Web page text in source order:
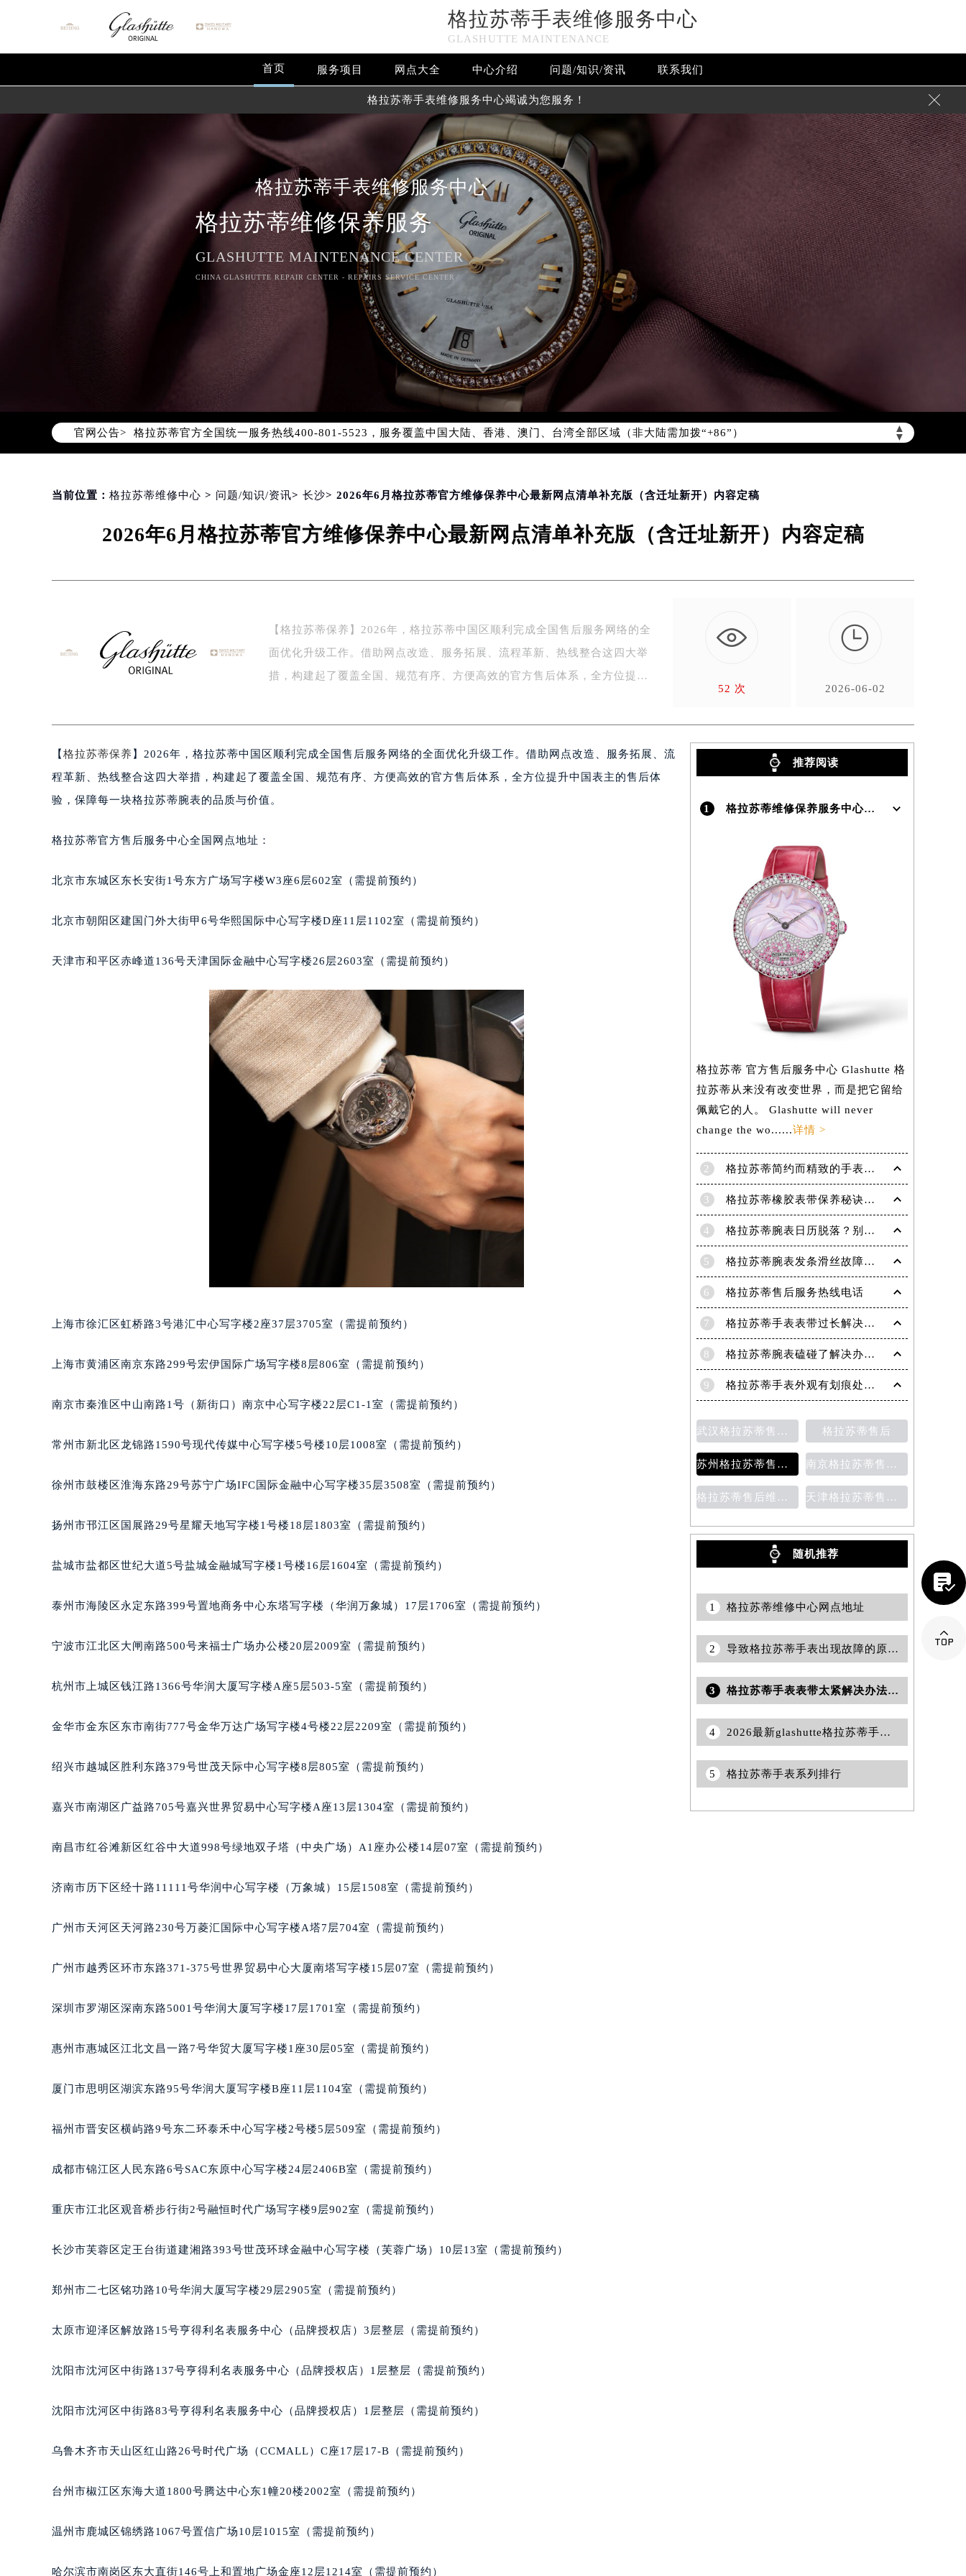
格拉苏蒂手表维修服务中心
GLASHUTTE MAINTENANCE
首页 服务项目 网点大全 中心介绍 问题/知识/资讯 联系我们
格拉苏蒂手表维修服务中心竭诚为您服务！ 
格拉苏蒂手表维修服务中心
格拉苏蒂维修保养服务
GLASHUTTE MAINTENANCE CENTER
CHINA GLASHUTTE REPAIR CENTER - REPAIRS SERVICE CENTER
官网公告> ▲
▼
2026年8月格拉苏蒂中国区售后服务网络优化升级公告
2026年8月格拉苏蒂全国官方售后客户服务热线：400-801-5523
格拉苏蒂官方全国统一服务热线400-801-5523，服务覆盖中国大陆、香港、澳门、台湾全部区域（非大陆需加拨“+86”）
2026年8月格拉苏蒂售后服务中心最新网点地址：
北京市朝阳区建国门外大街甲6号华熙国际中心写字楼D座11层1102室（北京总部）（需提前预约）
天津市和平区赤峰道136号天津国际金融中心写字楼26层2603室（需提前预约）
上海市黄浦区南京东路299号宏伊国际广场写字楼8层806室（需提前预约）
盐城市盐都区世纪大道5号盐城金融城写字楼1号楼16层1604室（需提前预约）
泰州市海陵区永定东路399号置地商务中心东塔写字楼（华润万象城）17层1706室（需提前预约）
宁波市江北区大闸南路500号来福士广场办公楼20层2009室（需提前预约）
嘉兴市南湖区广益路705号嘉兴世界贸易中心写字楼A座13层1304室（需提前预约）
南昌市红谷滩新区红谷中大道998号绿地双子塔（中央广场）A1座办公楼14层07室（需提前预约）
济南市历下区经十路11111号华润中心写字楼（万象城）15层1508室（需提前预约）
广州市越秀区环市东路371-375号世界贸易中心大厦南塔写字楼15层07室（需提前预约）
惠州市惠城区江北文昌一路7号华贸大厦写字楼1座30层05室（需提前预约）
福州市鼓楼区五四路128-1号恒力城写字楼15层03室（需提前预约）
重庆市江北区观音桥步行街2号融恒时代广场写字楼9层902室（需提前预约）
郑州市二七区铭功路10号华润大厦写字楼29层2905室（需提前预约）
太原市迎泽区解放路15号亨得利名表服务中心（品牌授权店）3层整层（需提前预约）
沈阳市沈河区中街路137号亨得利名表服务中心（品牌授权店）1层整层（需提前预约）
沈阳市沈河区中街路83号亨得利名表服务中心（品牌授权店）1层整层（需提前预约）
乌鲁木齐市天山区红山路26号时代广场（CCMALL）C座17层17-B（需提前预约）
温州市鹿城区锦绣路1067号置信广场10层1015室（需提前预约）
哈尔滨市道里区友谊西路600号富力中心T2座写字楼29层03室（需提前预约）
大连市中山区人民路15号国际金融大厦7层G室（需提前预约）
佛山市禅城区季华五路57号万科金融中心C座12层1205室（需提前预约）
东莞市东城街道鸿福东路1号民盈国贸中心T1写字楼9层907室（需提前预约）
无锡市梁溪区人民中路139号恒隆广场写字楼1座11层1104室（需提前预约）
南通市崇川区工农路57号圆融广场写字楼16层1603室（需提前预约）
泉州市丰泽区宝洲路729号浦西万达中心写字楼A座7楼709室（需提前预约）
烟台市芝罘区胜利路139号万达金融中心A座907室（需提前预约）
贵阳市南明区都司高架桥路33号亨特国际金融中心14楼14D（需提前预约）
石家庄市长安区中山东路39号勒泰中心写字楼B座13层07室（需提前预约）
海口市龙华区金贸东路5号海口华润大厦B座17层1707室（需提前预约）
台州市椒江区东海大道1800号腾达中心东1幢20楼2002室（需提前预约）
甘肃省兰州市七里河区西津西路16号兰州中心写字楼21层2102室（需提前预约）
黑龙江省大庆市萨尔图区会战大街格拉苏蒂售后服务中心（需提前预约）
黑龙江省黑河市爱辉区中央街格拉苏蒂售后服务中心（需提前预约）
黑龙江省佳木斯市向阳区长安路格拉苏蒂售后服务中心（需提前预约）
黑龙江省七台河市桃山区大同街格拉苏蒂售后服务中心（需提前预约）
黑龙江省双鸭山市尖山区新兴大街格拉苏蒂售后服务中心（需提前预约）
黑龙江省伊春市伊美区通河路格拉苏蒂售后服务中心（需提前预约）
吉林省白山市浑江区浑江大街格拉苏蒂售后服务中心（需提前预约）
吉林省辽源市龙山区人民大街格拉苏蒂售后服务中心（需提前预约）
吉林省四平市铁东区紫气大路与南九经街交汇处格拉苏蒂售后服务中心（需提前预约）
吉林省通化市东昌区环通乡江南大街格拉苏蒂售后服务中心（需提前预约）
辽宁省鞍山市铁东区站前街格拉苏蒂售后服务中心（需提前预约）
辽宁省朝阳市双塔区新华路格拉苏蒂售后服务中心（需提前预约）
辽宁省抚顺市新抚区东一路格拉苏蒂售后服务中心（需提前预约）
辽宁省葫芦岛市连山区中央路格拉苏蒂售后服务中心（需提前预约）
辽宁省辽阳市白塔区新运大街格拉苏蒂售后服务中心（需提前预约）
辽宁省铁岭市银州区南马路格拉苏蒂售后服务中心（需提前预约）
辽宁省沈阳市沈河区中街路137号亨得利名表维修授权店1楼格拉苏蒂售后服务中心（需提前预约）
北京市朝阳区建国门外大街甲6号华熙国际中心D座11层1102室格拉苏蒂售后服务中心（北京总部）（需提前预约）
河北省保定市竞秀区朝阳北大街北国先天下格拉苏蒂售后服务中心（需提前预约）
内蒙古自治区巴彦淖尔市临河区新华街格拉苏蒂售后服务中心（需提前预约）
内蒙古自治区赤峰市红山区哈达街格拉苏蒂售后服务中心（需提前预约）
内蒙古自治区呼伦贝尔市海拉尔区中央街格拉苏蒂售后服务中心（需提前预约）
内蒙古自治区乌海市海勃湾区人民南路格拉苏蒂售后服务中心（需提前预约）
内蒙古自治区锡林郭勒盟市锡林浩特市光明街与额尔敦路交叉口格拉苏蒂售后服务中心（需提前预约）
山西省大同市平城区迎宾街格拉苏蒂售后服务中心（需提前预约）
当前位置： 格拉苏蒂维修中心 > 问题/知识/资讯> 长沙> 2026年6月格拉苏蒂官方维修保养中心最新网点清单补充版（含迁址新开）内容定稿
2026年6月格拉苏蒂官方维修保养中心最新网点清单补充版（含迁址新开）内容定稿
【格拉苏蒂保养】2026年，格拉苏蒂中国区顺利完成全国售后服务网络的全
面优化升级工作。借助网点改造、服务拓展、流程革新、热线整合这四大举
措，构建起了覆盖全国、规范有序、方便高效的官方售后体系，全方位提
52 次

2026-06-02
【 格拉苏蒂保养 】2026年，格拉苏蒂中国区顺利完成全国售后服务网络的全面优化升级工作。借助网点改造、服务拓展、流
程革新、热线整合这四大举措，构建起了覆盖全国、规范有序、方便高效的官方售后体系，全方位提升中国表主的售后体
验，保障每一块格拉苏蒂腕表的品质与价值。
格拉苏蒂官方售后服务中心全国网点地址：
北京市东城区东长安街1号东方广场写字楼W3座6层602室（需提前预约）
北京市朝阳区建国门外大街甲6号华熙国际中心写字楼D座11层1102室（需提前预约）
天津市和平区赤峰道136号天津国际金融中心写字楼26层2603室（需提前预约）
上海市徐汇区虹桥路3号港汇中心写字楼2座37层3705室（需提前预约）
上海市黄浦区南京东路299号宏伊国际广场写字楼8层806室（需提前预约）
南京市秦淮区中山南路1号（新街口）南京中心写字楼22层C1-1室（需提前预约）
常州市新北区龙锦路1590号现代传媒中心写字楼5号楼10层1008室（需提前预约）
徐州市鼓楼区淮海东路29号苏宁广场IFC国际金融中心写字楼35层3508室（需提前预约）
扬州市邗江区国展路29号星耀天地写字楼1号楼18层1803室（需提前预约）
盐城市盐都区世纪大道5号盐城金融城写字楼1号楼16层1604室（需提前预约）
泰州市海陵区永定东路399号置地商务中心东塔写字楼（华润万象城）17层1706室（需提前预约）
宁波市江北区大闸南路500号来福士广场办公楼20层2009室（需提前预约）
杭州市上城区钱江路1366号华润大厦写字楼A座5层503-5室（需提前预约）
金华市金东区东市南街777号金华万达广场写字楼4号楼22层2209室（需提前预约）
绍兴市越城区胜利东路379号世茂天际中心写字楼8层805室（需提前预约）
嘉兴市南湖区广益路705号嘉兴世界贸易中心写字楼A座13层1304室（需提前预约）
南昌市红谷滩新区红谷中大道998号绿地双子塔（中央广场）A1座办公楼14层07室（需提前预约）
济南市历下区经十路11111号华润中心写字楼（万象城）15层1508室（需提前预约）
广州市天河区天河路230号万菱汇国际中心写字楼A塔7层704室（需提前预约）
广州市越秀区环市东路371-375号世界贸易中心大厦南塔写字楼15层07室（需提前预约）
深圳市罗湖区深南东路5001号华润大厦写字楼17层1701室（需提前预约）
惠州市惠城区江北文昌一路7号华贸大厦写字楼1座30层05室（需提前预约）
厦门市思明区湖滨东路95号华润大厦写字楼B座11层1104室（需提前预约）
福州市晋安区横屿路9号东二环泰禾中心写字楼2号楼5层509室（需提前预约）
成都市锦江区人民东路6号SAC东原中心写字楼24层2406B室（需提前预约）
重庆市江北区观音桥步行街2号融恒时代广场写字楼9层902室（需提前预约）
长沙市芙蓉区定王台街道建湘路393号世茂环球金融中心写字楼（芙蓉广场）10层13室（需提前预约）
郑州市二七区铭功路10号华润大厦写字楼29层2905室（需提前预约）
太原市迎泽区解放路15号亨得利名表服务中心（品牌授权店）3层整层（需提前预约）
沈阳市沈河区中街路137号亨得利名表服务中心（品牌授权店）1层整层（需提前预约）
沈阳市沈河区中街路83号亨得利名表服务中心（品牌授权店）1层整层（需提前预约）
乌鲁木齐市天山区红山路26号时代广场（CCMALL）C座17层17-B（需提前预约）
台州市椒江区东海大道1800号腾达中心东1幢20楼2002室（需提前预约）
温州市鹿城区锦绣路1067号置信广场10层1015室（需提前预约）
哈尔滨市南岗区东大直街146号上和置地广场金座12层1214室（需提前预约）
推荐阅读
1 格拉苏蒂维修保养服务中心介绍 | Glashutte
格拉苏蒂 官方售后服务中心 Glashutte 格
拉苏蒂从来没有改变世界，而是把它留给
佩戴它的人。 Glashutte will never
change the wo......详情 >
2 格拉苏蒂简约而精致的手表，Lady Serenade Karree腕表
3 格拉苏蒂橡胶表带保养秘诀：守护彩虹色彩，拒绝老化
4 格拉苏蒂腕表日历脱落？别急，这里有解决妙招
5 格拉苏蒂腕表发条滑丝故障？专业修复技巧大揭秘
6 格拉苏蒂售后服务热线电话
7 格拉苏蒂手表表带过长解决方法（轻松调整佩戴舒适度指南）
8 格拉苏蒂腕表磕碰了解决办法汇总（日常保养与修复技巧）
9 格拉苏蒂手表外观有划痕处理方法详解（轻松修复爱表的小技巧）
武汉格拉苏蒂售后维修保养费用 格拉苏蒂售后
苏州格拉苏蒂售后维修保养价目表 南京格拉苏蒂售后维修保养费用说明
格拉苏蒂售后维修保养价目表 天津格拉苏蒂售后维修保养费用价目表
随机推荐
1 格拉苏蒂维修中心网点地址
2 导致格拉苏蒂手表出现故障的原因有哪些？
3 格拉苏蒂手表表带太紧解决办法盘点（轻松调整佩戴舒适度的技巧）
4 2026最新glashutte格拉苏蒂手表维修保养服务中心地址调研报告
5 格拉苏蒂手表系列排行

